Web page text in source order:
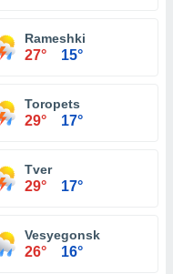
Rameshki
27° 15°
Toropets
29° 17°
Tver
29° 17°
Vesyegonsk
26° 16°